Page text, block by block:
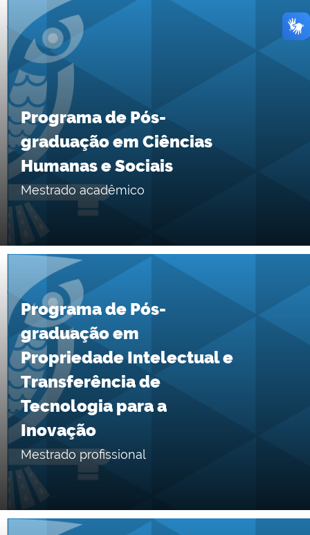
Programa de Pós-
graduação em Ciências
Humanas e Sociais
Mestrado acadêmico
Programa de Pós-
graduação em
Propriedade Intelectual e
Transferência de
Tecnologia para a
Inovação
Mestrado profissional